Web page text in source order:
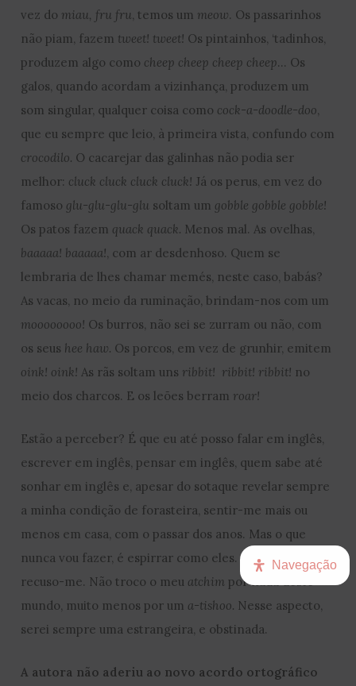
vez do miau, fru fru, temos um meow. Os passarinhos
não piam, fazem tweet! tweet! Os pintainhos, ‘tadinhos,
produzem algo como cheep cheep cheep cheep… Os
galos, quando acordam a vizinhança, produzem um
som singular, qualquer coisa como cock-a-doodle-doo,
que eu sempre que leio, à primeira vista, confundo com
crocodilo. O cacarejar das galinhas não podia ser
melhor: cluck cluck cluck cluck! Já os perus, em vez do
famoso glu-glu-glu-glu soltam um gobble gobble gobble!
Os patos fazem quack quack. Menos mal. As ovelhas,
baaaaa! baaaaa!, com ar desdenhoso. Quem se
lembraria de lhes chamar memés, neste caso, babás?
As vacas, no meio da ruminação, brindam-nos com um
moooooooo! Os burros, não sei se zurram ou não, com
os seus hee haw. Os porcos, em vez de grunhir, emitem
oink! oink!As rãs soltam uns ribbit! ribbit! ribbit! no
meio dos charcos. E os leões berram roar!
Estão a perceber? É que eu até posso falar em inglês,
escrever em inglês, pensar em inglês, quem sabe até
sonhar em inglês e, apesar do sotaque revelar sempre
a minha condição de forasteira, sentir-me mais ou
menos em casa, com o passar dos anos. Mas o que
nunca vou fazer, é espirrar como eles. Não, isso
recuso-me. Não troco o meu atchim por nada deste
mundo, muito menos por um a-tishoo. Nesse aspecto,
serei sempre uma estrangeira, e obstinada.
A autora não aderiu ao novo acordo ortográfico
Navegação